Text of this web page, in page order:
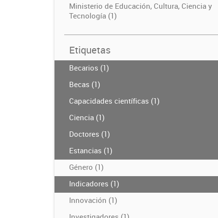
Ministerio de Educación, Cultura, Ciencia y
Tecnología (1)
Etiquetas
Becarios (1)
Becas (1)
Capacidades científicas (1)
Ciencia (1)
Doctores (1)
Estancias (1)
Género (1)
Indicadores (1)
Innovación (1)